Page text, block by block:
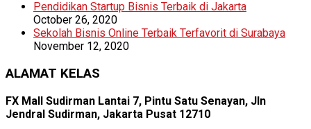
Pendidikan Startup Bisnis Terbaik di Jakarta
October 26, 2020
Sekolah Bisnis Online Terbaik Terfavorit di Surabaya
November 12, 2020
ALAMAT KELAS
FX Mall Sudirman Lantai 7, Pintu Satu Senayan, Jln
Jendral Sudirman, Jakarta Pusat 12710